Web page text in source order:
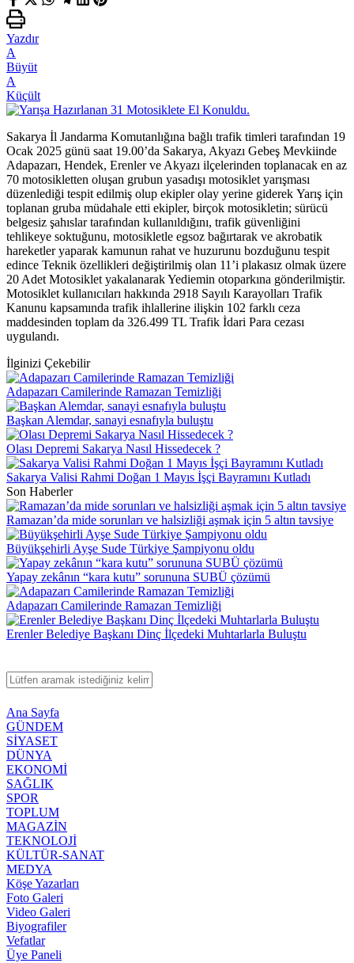
Yazdır
A
Büyüt
A
Küçült
Sakarya İl Jandarma Komutanlığına bağlı trafik timleri tarafından 19
Ocak 2025 günü saat 19.00’da Sakarya, Akyazı Gebeş Mevkiinde
Adapazarı, Hendek, Erenler ve Akyazı ilçelerinden toplanacak en az
70 motosikletten oluşan grubun yasadışı motosiklet yarışması
düzenlediği tespit edilmiş olup ekipler olay yerine giderek Yarış için
toplanan gruba müdahale etti ekipler, birçok motosikletin; sürücü
belgesiz şahıslar tarafından kullanıldığını, trafik güvenliğini
tehlikeye soktuğunu, motosikletle egsoz bağırtarak ve akrobatik
hareketler yaparak kamunun rahat ve huzurunu bozduğunu tespit
edince Teknik özellikleri değiştirilmiş olan 11’i plakasız olmak üzere
20 Adet Motosiklet yakalanarak Yediemin otoparkına gönderilmiştir.
Motosiklet kullanıcıları hakkında 2918 Sayılı Karayolları Trafik
Kanunu kapsamında trafik ihlallerine ilişkin 102 farklı ceza
maddesinden toplam da 326.499 TL Trafik İdari Para cezası
uygulandı.
İlginizi Çekebilir
Adapazarı Camilerinde Ramazan Temizliği
Başkan Alemdar, sanayi esnafıyla buluştu
Olası Depremi Sakarya Nasıl Hissedecek ?
Sakarya Valisi Rahmi Doğan 1 Mayıs İşçi Bayramını Kutladı
Son Haberler
Ramazan’da mide sorunları ve halsizliği aşmak için 5 altın tavsiye
Büyükşehirli Ayşe Sude Türkiye Şampiyonu oldu
Yapay zekânın “kara kutu” sorununa SUBÜ çözümü
Adapazarı Camilerinde Ramazan Temizliği
Erenler Belediye Başkanı Dinç İlçedeki Muhtarlarla Buluştu
Ana Sayfa
GÜNDEM
SİYASET
DÜNYA
EKONOMİ
SAĞLIK
SPOR
TOPLUM
MAGAZİN
TEKNOLOJİ
KÜLTÜR-SANAT
MEDYA
Köşe Yazarları
Foto Galeri
Video Galeri
Biyografiler
Vefatlar
Üye Paneli